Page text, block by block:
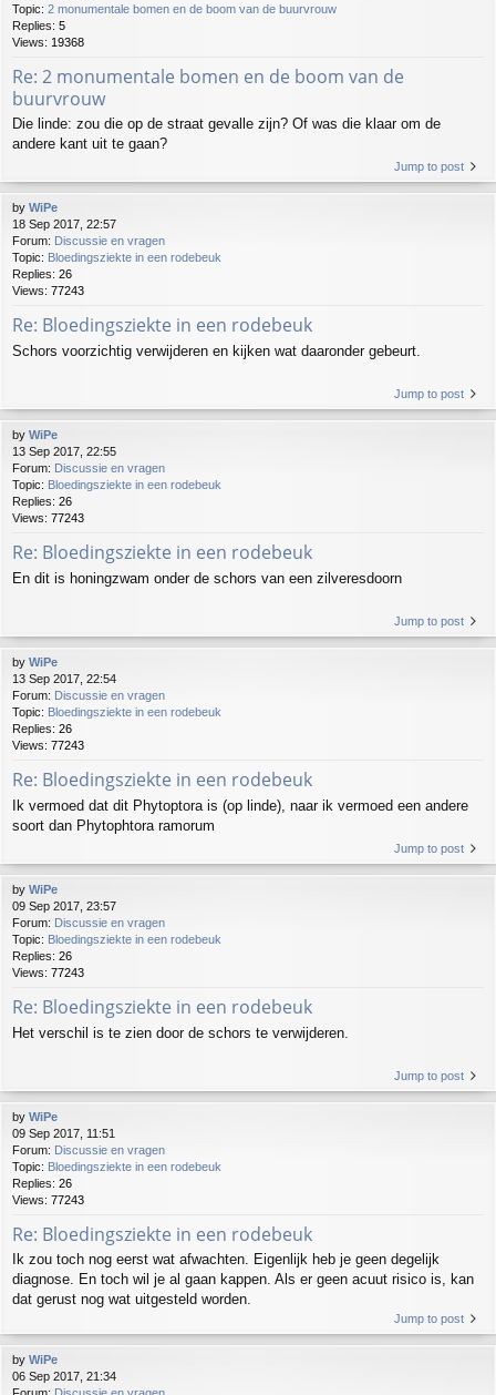
Topic: 2 monumentale bomen en de boom van de buurvrouw
Replies: 5
Views: 19368
Re: 2 monumentale bomen en de boom van de
buurvrouw
Die linde: zou die op de straat gevalle zijn? Of was die klaar om de
andere kant uit te gaan?
Jump to post
by WiPe
18 Sep 2017, 22:57
Forum: Discussie en vragen
Topic: Bloedingsziekte in een rodebeuk
Replies: 26
Views: 77243
Re: Bloedingsziekte in een rodebeuk
Schors voorzichtig verwijderen en kijken wat daaronder gebeurt.
Jump to post
by WiPe
13 Sep 2017, 22:55
Forum: Discussie en vragen
Topic: Bloedingsziekte in een rodebeuk
Replies: 26
Views: 77243
Re: Bloedingsziekte in een rodebeuk
En dit is honingzwam onder de schors van een zilveresdoorn
Jump to post
by WiPe
13 Sep 2017, 22:54
Forum: Discussie en vragen
Topic: Bloedingsziekte in een rodebeuk
Replies: 26
Views: 77243
Re: Bloedingsziekte in een rodebeuk
Ik vermoed dat dit Phytoptora is (op linde), naar ik vermoed een andere
soort dan Phytophtora ramorum
Jump to post
by WiPe
09 Sep 2017, 23:57
Forum: Discussie en vragen
Topic: Bloedingsziekte in een rodebeuk
Replies: 26
Views: 77243
Re: Bloedingsziekte in een rodebeuk
Het verschil is te zien door de schors te verwijderen.
Jump to post
by WiPe
09 Sep 2017, 11:51
Forum: Discussie en vragen
Topic: Bloedingsziekte in een rodebeuk
Replies: 26
Views: 77243
Re: Bloedingsziekte in een rodebeuk
Ik zou toch nog eerst wat afwachten. Eigenlijk heb je geen degelijk
diagnose. En toch wil je al gaan kappen. Als er geen acuut risico is, kan
dat gerust nog wat uitgesteld worden.
Jump to post
by WiPe
06 Sep 2017, 21:34